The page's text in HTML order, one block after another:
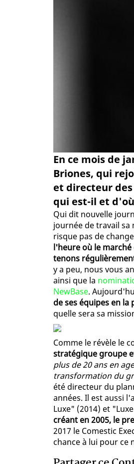
En ce mois de
Briones, qui
et directeur des
qui est-il et
Qui dit nouvelle
journée de travail
risque pas de
l'heure où le
tenons
y a peu, nous vous
ainsi que la
NewBase.
de ses équipes en
quelle sera sa
Comme le révèle le
stratégique groupe
plus de 20 ans en
transformation du
été directeur du
années. Il est aussi
Luxe" (2014) et
créant en 2005, le
2017 le Comestic
chance à lui pour ce